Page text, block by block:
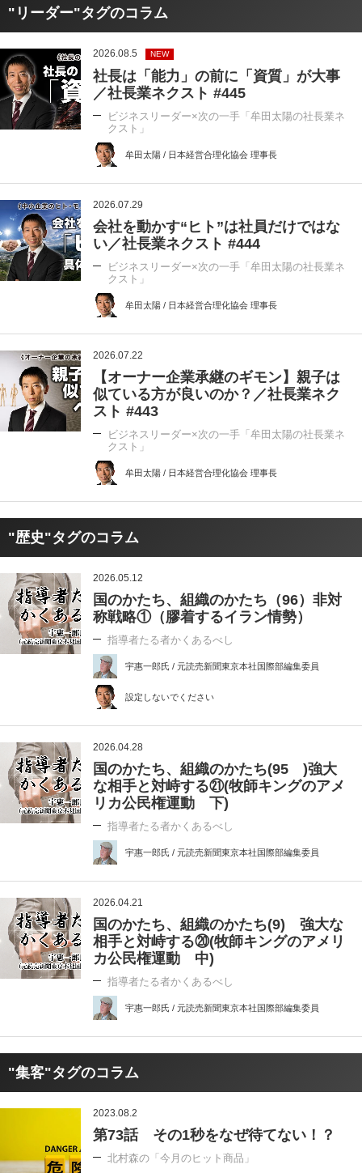
"リーダー"タグのコラム
2026.08.5 NEW
社長は「能力」の前に「資質」が大事
／社長業ネクスト #445
ビジネスリーダー×次の一手「牟田太陽の社長業ネ
クスト」
牟田太陽 / 日本経営合理化協会 理事長
2026.07.29
会社を動かす“ヒト”は社員だけではな
い／社長業ネクスト #444
ビジネスリーダー×次の一手「牟田太陽の社長業ネ
クスト」
牟田太陽 / 日本経営合理化協会 理事長
2026.07.22
【オーナー企業承継のギモン】親子は
似ている方が良いのか？／社長業ネク
スト #443
ビジネスリーダー×次の一手「牟田太陽の社長業ネ
クスト」
牟田太陽 / 日本経営合理化協会 理事長
"歴史"タグのコラム
2026.05.12
国のかたち、組織のかたち（96）非対
称戦略①（膠着するイラン情勢）
指導者たる者かくあるべし
宇惠一郎氏 / 元読売新聞東京本社国際部編集委員
設定しないでください
2026.04.28
国のかたち、組織のかたち(95 )強大
な相手と対峙する㉑(牧師キングのアメ
リカ公民権運動 下)
指導者たる者かくあるべし
宇惠一郎氏 / 元読売新聞東京本社国際部編集委員
2026.04.21
国のかたち、組織のかたち(9) 強大な
相手と対峙する⑳(牧師キングのアメリ
カ公民権運動 中)
指導者たる者かくあるべし
宇惠一郎氏 / 元読売新聞東京本社国際部編集委員
"集客"タグのコラム
2023.08.2
第73話 その1秒をなぜ待てない！？
北村森の「今月のヒット商品」